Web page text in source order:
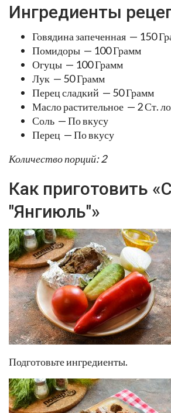
Ингредиенты
Говядина запеченная — 150
Помидоры — 100 Грамм
Огуцы — 100 Грамм
Лук — 50 Грамм
Перец сладкий — 50 Грамм
Масло растительное — 2 Ст.
Соль — По вкусу
Перец — По вкусу
Количество порций: 2
Как приготовить
"Янгиюль"»
Подготовьте ингредиенты.